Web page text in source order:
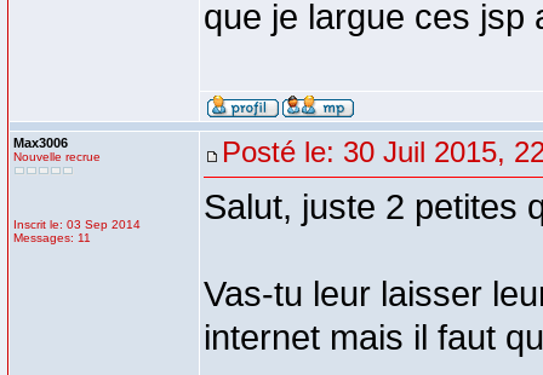
que je largue ces
Max3006
Nouvelle recrue
Inscrit le: 03 Sep 2014
Messages: 11
Posté le: 30 Juil 2015,
Salut, juste 2 petites
Vas-tu leur laisser
internet mais il faut